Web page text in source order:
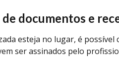
documentos e
esteja no lugar, é
ser assinados pelo